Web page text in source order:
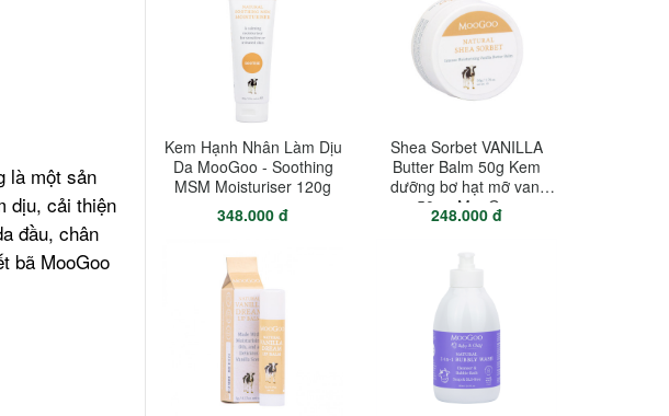
là một sản
dịu, cải thiện
đầu, chân
bã MooGoo
Kem Hạnh Nhân Làm Dịu
Da MooGoo - Soothing
MSM Moisturiser 120g
348.000 đ
Shea Sorbet VANILLA
Butter Balm 50g Kem
dưỡng bơ hạt mỡ vani
50g - MooGoo
248.000 đ